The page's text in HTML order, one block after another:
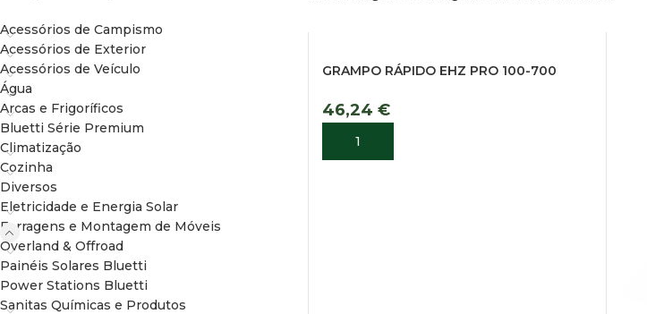
Acessórios de Campismo
Acessórios de Exterior
Acessórios de Veículo
Água
Arcas e Frigoríficos
Bluetti Série Premium
Climatização
Cozinha
Diversos
Eletricidade e Energia Solar
Ferragens e Montagem de Móveis
Overland & Offroad
Painéis Solares Bluetti
Power Stations Bluetti
Sanitas Químicas e Produtos
GRAMPO RÁPIDO EHZ PRO 100-700
46,24 €
ADICIONAR